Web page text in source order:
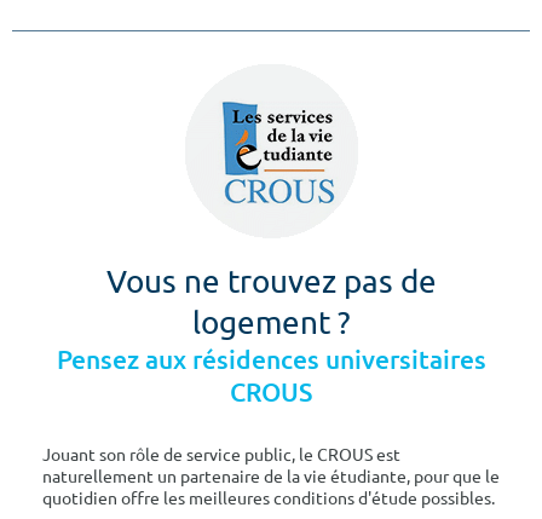
Vous ne trouvez pas de
logement ?
Pensez aux résidences universitaires
CROUS
Jouant son rôle de service public, le CROUS est
naturellement un partenaire de la vie étudiante, pour que le
quotidien offre les meilleures conditions d'étude possibles.